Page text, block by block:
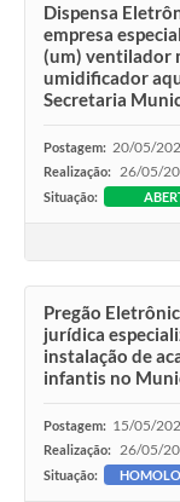
Dispensa
empresa
(um) ventilador
umidificador
Secretaria
Postagem: 20/05/
Realização: 26/05/
Situação:
Pregão
jurídica
instalação de
infantis no
Postagem: 15/05/
Realização: 26/05/
Situação: